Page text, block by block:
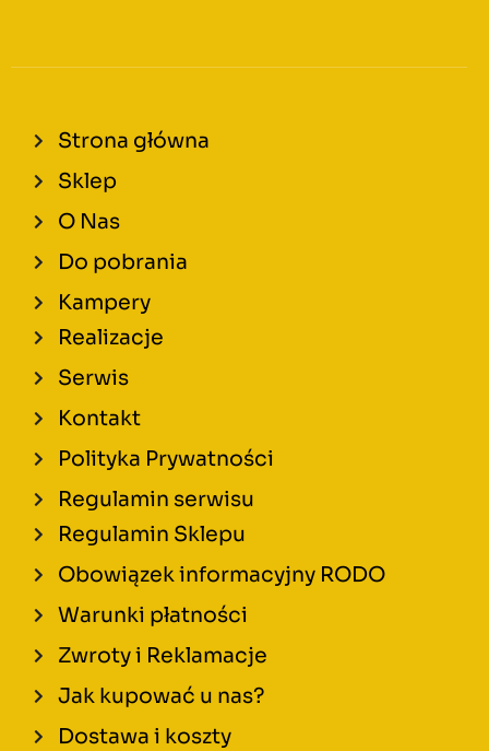
Strona główna
Sklep
O Nas
Do pobrania
Kampery
Realizacje
Serwis
Kontakt
Polityka Prywatności
Regulamin serwisu
Regulamin Sklepu
Obowiązek informacyjny RODO
Warunki płatności
Zwroty i Reklamacje
Jak kupować u nas?
Dostawa i koszty